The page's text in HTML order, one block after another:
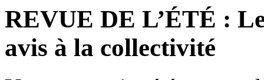
REVUE DE L’ÉTÉ :
avis à la collectivité